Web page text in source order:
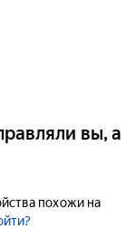
вы, а
похожи на